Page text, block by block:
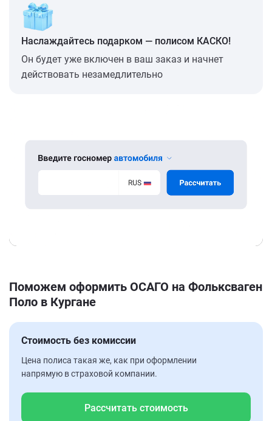
Наслаждайтесь подарком — полисом КАСКО!
Он будет уже включен в ваш заказ и начнет
действовать незамедлительно
Поможем оформить ОСАГО на Фольксваген
Поло в Кургане
Стоимость без комиссии
Цена полиса такая же, как при оформлении
напрямую в страховой компании.
Рассчитать стоимость